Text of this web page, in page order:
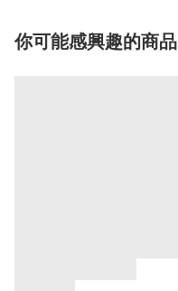
你可能感興趣的商品